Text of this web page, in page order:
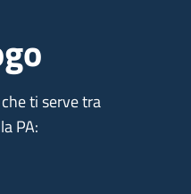
ti serve tra
PA: